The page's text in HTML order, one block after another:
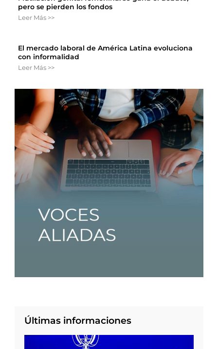
pero se pierden los fondos
Leer Más >>
El mercado laboral de América Latina evoluciona
con informalidad
Leer Más >>
Últimas informaciones